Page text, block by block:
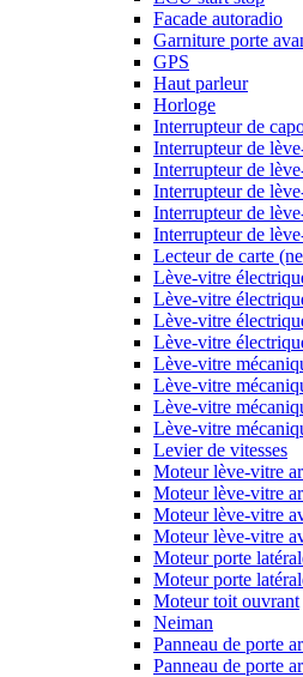
Facade autoradio
Garniture porte
GPS
Haut parleur
Horloge
Interrupteur de
Interrupteur de
Interrupteur de
Interrupteur de
Interrupteur de
Interrupteur de
Lecteur de carte
Lève-vitre
Lève-vitre
Lève-vitre
Lève-vitre
Lève-vitre
Lève-vitre
Lève-vitre
Lève-vitre
Levier de vitesses
Moteur lève-vitre
Moteur lève-vitre
Moteur lève-vitre
Moteur lève-vitre
Moteur porte
Moteur porte
Moteur toit ouvrant
Neiman
Panneau de porte
Panneau de porte